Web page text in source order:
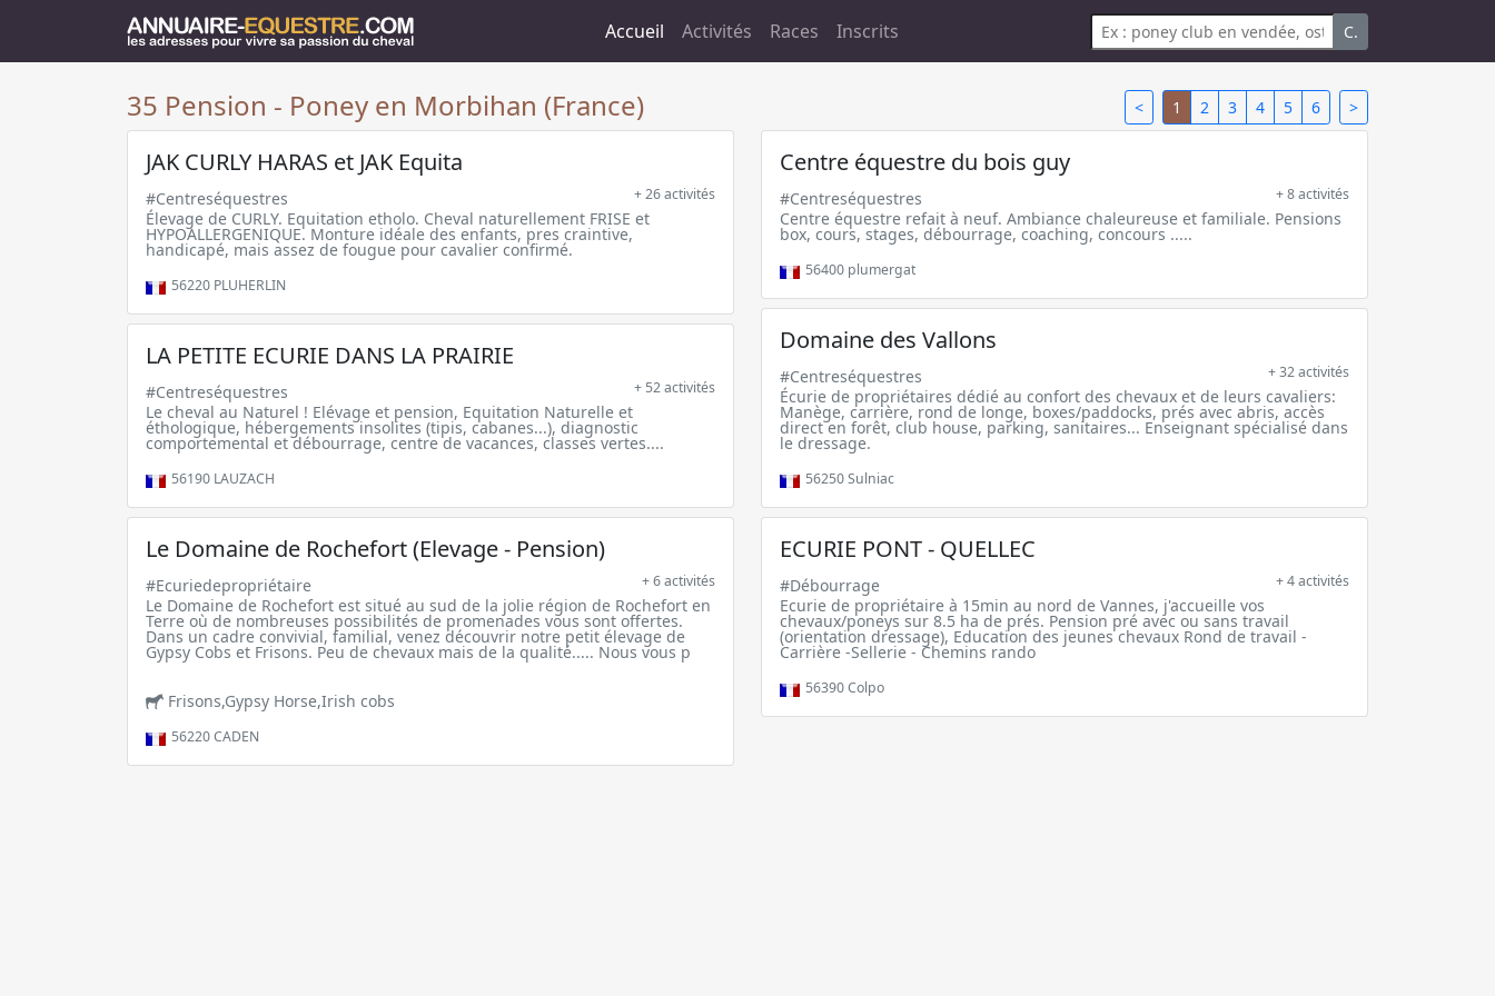
Accueil Activités Races Inscrits C.
< 1 2 3 4 5 6 >
35 Pension - Poney en Morbihan (France)
JAK CURLY HARAS et JAK Equita
#Centreséquestres + 26 activités
Élevage de CURLY. Equitation etholo. Cheval naturellement FRISE et
HYPOALLERGENIQUE. Monture idéale des enfants, pres craintive,
handicapé, mais assez de fougue pour cavalier confirmé.
56220 PLUHERLIN
Centre équestre du bois guy
#Centreséquestres + 8 activités
Centre équestre refait à neuf. Ambiance chaleureuse et familiale. Pensions
box, cours, stages, débourrage, coaching, concours .....
56400 plumergat
Domaine des Vallons
#Centreséquestres + 32 activités
Écurie de propriétaires dédié au confort des chevaux et de leurs cavaliers:
Manège, carrière, rond de longe, boxes/paddocks, prés avec abris, accès
direct en forêt, club house, parking, sanitaires... Enseignant spécialisé dans
le dressage.
56250Sulniac
LA PETITE ECURIE DANS LA PRAIRIE
#Centreséquestres + 52 activités
Le cheval au Naturel ! Elévage et pension, Equitation Naturelle et
éthologique, hébergements insolites (tipis, cabanes...), diagnostic
comportemental et débourrage, centre de vacances, classes vertes....
56190 LAUZACH
Le Domaine de Rochefort (Elevage - Pension)
#Ecuriedepropriétaire + 6 activités
Le Domaine de Rochefort est situé au sud de la jolie région de Rochefort en
Terre où de nombreuses possibilités de promenades vous sont offertes.
Dans un cadre convivial, familial, venez découvrir notre petit élevage de
Gypsy Cobs et Frisons. Peu de chevaux mais de la qualité..... Nous vous p
Frisons,Gypsy Horse,Irish cobs
56220CADEN
ECURIE PONT - QUELLEC
#Débourrage + 4 activités
Ecurie de propriétaire à 15min au nord de Vannes, j'accueille vos
chevaux/poneys sur 8.5 ha de prés. Pension pré avec ou sans travail
(orientation dressage), Education des jeunes chevaux Rond de travail -
Carrière -Sellerie - Chemins rando
56390Colpo